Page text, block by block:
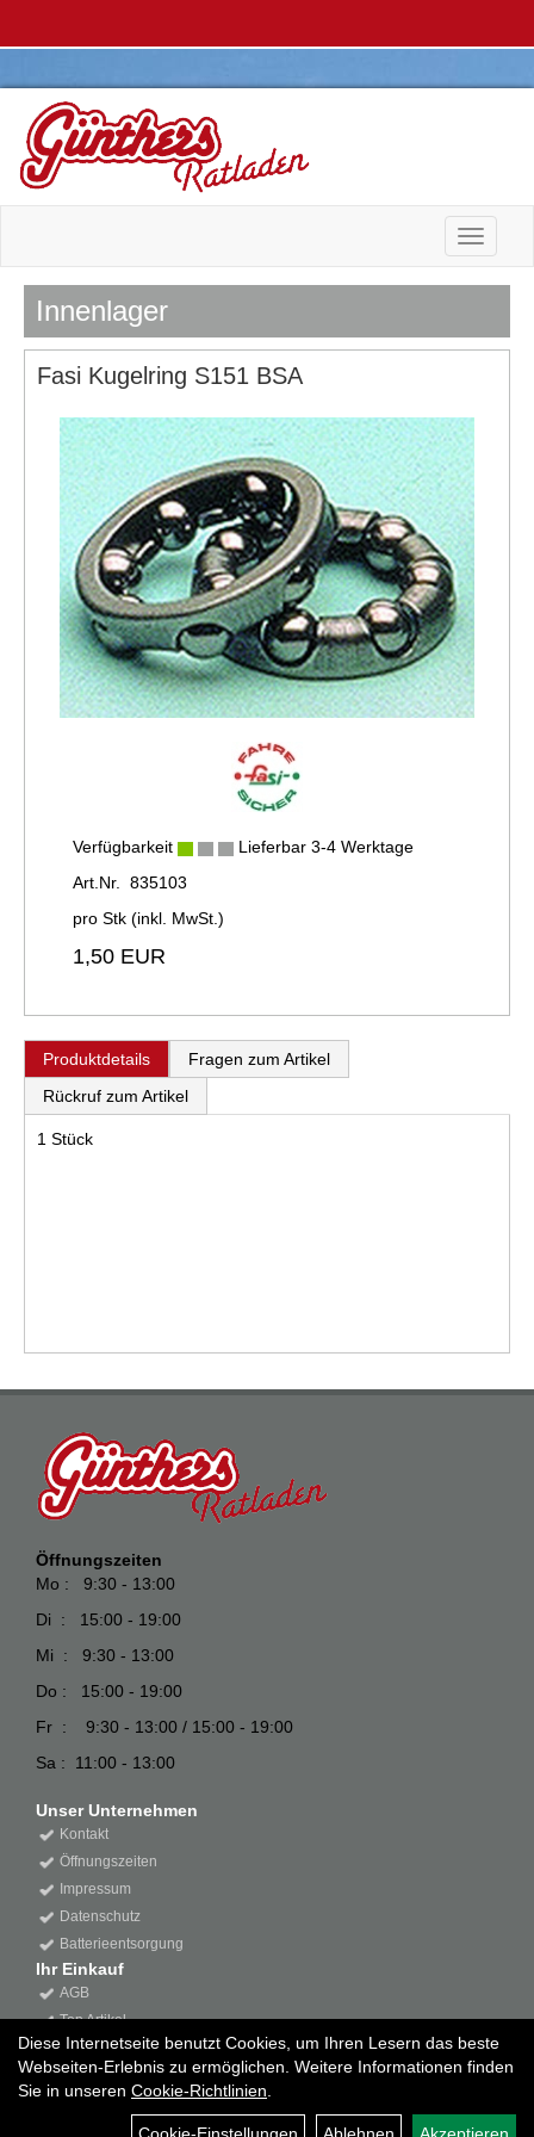
Toggle
Innenlager
Fasi Kugelring S151 BSA
Verfügbarkeit
Lieferbar 3-4 Werktage
Art.Nr. 835103
pro Stk (inkl. MwSt.)
1,50 EUR
Produktdetails
Fragen zum Artikel
Rückruf zum Artikel
1 Stück
Öffnungszeiten
Mo : 9:30 - 13:00
Di : 15:00 - 19:00
Mi : 9:30 - 13:00
Do : 15:00 - 19:00
Fr : 9:30 - 13:00 / 15:00 - 19:00
Sa : 11:00 - 13:00
Unser Unternehmen
Kontakt
Öffnungszeiten
Impressum
Datenschutz
Batterieentsorgung
Ihr Einkauf
AGB
Top Artikel
Diese Internetseite benutzt Cookies, um Ihren Lesern das beste
Webseiten-Erlebnis zu ermöglichen. Weitere Informationen finden
Sie in unseren Cookie-Richtlinien